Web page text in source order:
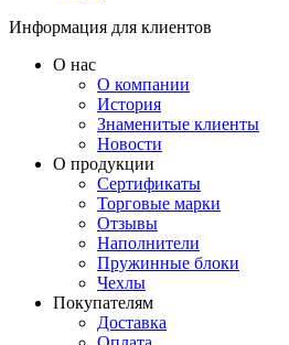
Информация для клиентов
О нас
О компании
История
Знаменитые клиенты
Новости
О продукции
Сертификаты
Торговые марки
Отзывы
Наполнители
Пружинные блоки
Чехлы
Покупателям
Доставка